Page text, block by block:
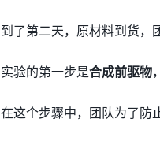
到了第二天，原材料到货，
实验的第一步是合成前驱物
在这个步骤中，团队为了防